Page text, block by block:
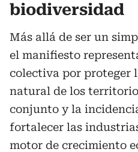
biodiversidad
Más allá de ser un
el manifiesto
colectiva por proteger
natural de los
conjunto y la
fortalecer las
motor de crecimiento